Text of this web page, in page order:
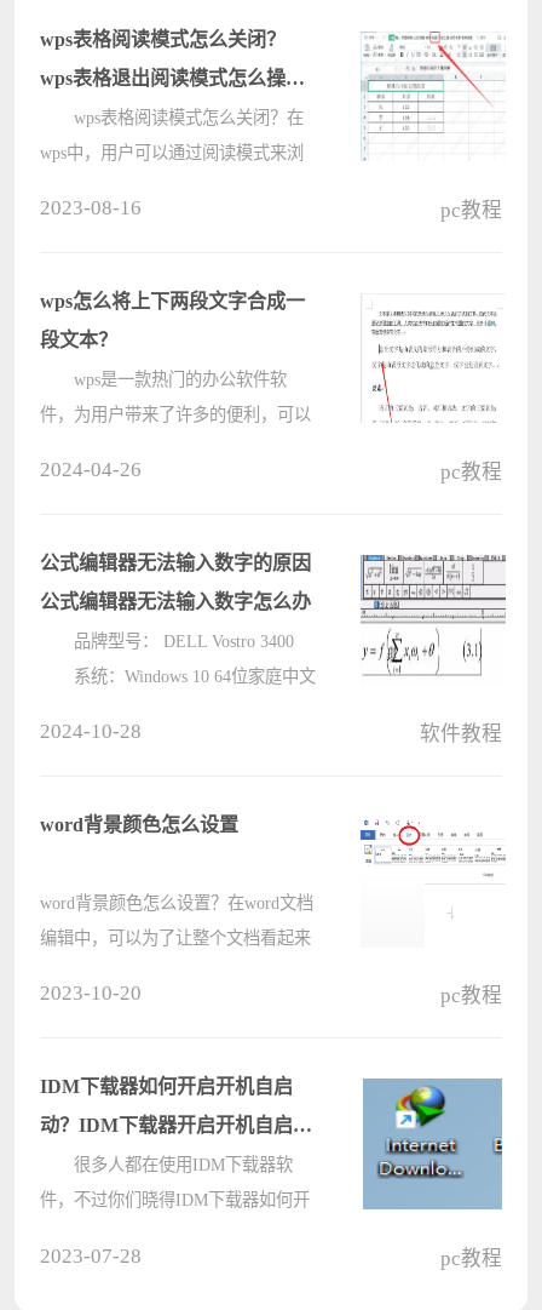
wps表格阅读模式怎么关闭？
wps表格退出阅读模式怎么操作
教程
wps表格阅读模式怎么关闭？在
wps中，用户可以通过阅读模式来浏
小编一起来看看Wps关闭表格阅读模
式的方????
2023-08-16 pc教程
wps怎么将上下两段文字合成一
段文本？
wps是一款热门的办公软件软
件，为用户带来了许多的便利，可以
文字合成一段文本怎么操作呢？接下
来就让????
2024-04-26 pc教程
公式编辑器无法输入数字的原因
公式编辑器无法输入数字怎么办
品牌型号： DELL Vostro 3400
系统：Windows 10 64位家庭中文
入中英文字符、罗马字符等内????
2024-10-28 软件教程
word背景颜色怎么设置
word背景颜色怎么设置？在word文档
编辑中，可以为了让整个文档看起来
置教程吧。 word背景颜色怎么设
置？????
2023-10-20 pc教程
IDM下载器如何开启开机自启
动？IDM下载器开启开机自启动
的方法
很多人都在使用IDM下载器软
件，不过你们晓得IDM下载器如何开
2023-07-28 pc教程